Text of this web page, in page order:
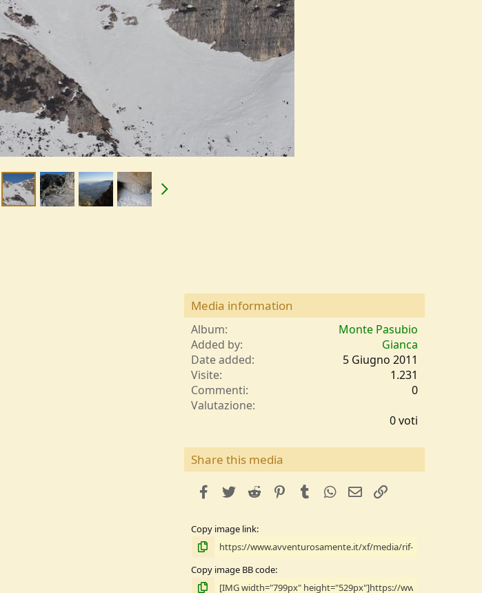
Media information
Album
Monte Pasubio
Added by
Gianca
Date added
5 Giugno 2011
Visite
1.231
Commenti
0
Valutazione
0
t
0 voti
Share this media
facebookTwitterReddit PinterestTumblrWhatsApp
e-mail
Copy image link
Copy image BB code